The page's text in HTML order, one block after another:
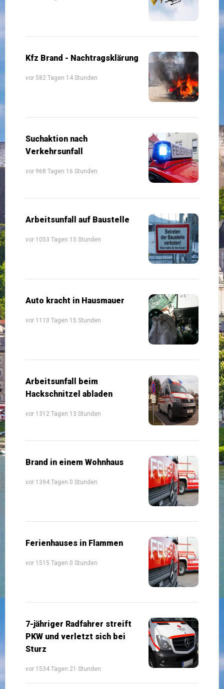
Kfz Brand - Nachtragsklärung
vor 582 Tagen 14 Stunden
Suchaktion nach
Verkehrsunfall
vor 968 Tagen 16 Stunden
Arbeitsunfall auf Baustelle
vor 1053 Tagen 15 Stunden
Auto kracht in Hausmauer
vor 1110 Tagen 15 Stunden
Arbeitsunfall beim
Hackschnitzel abladen
vor 1312 Tagen 13 Stunden
Brand in einem Wohnhaus
vor 1394 Tagen 0 Stunden
Ferienhauses in Flammen
vor 1515 Tagen 0 Stunden
7-jähriger Radfahrer streift
PKW und verletzt sich bei
Sturz
vor 1534 Tagen 21 Stunden